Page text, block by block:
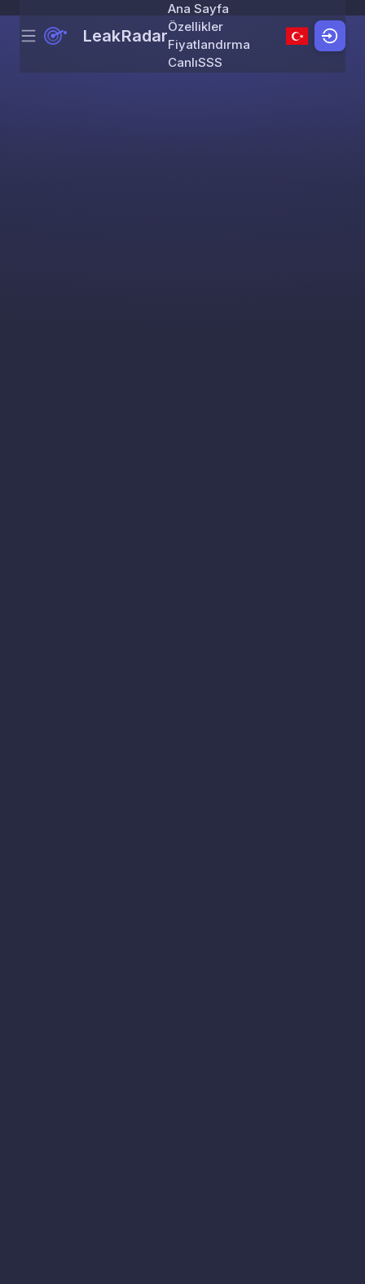
Skip to content
Menu LeakRadar
Ana Sayfa
Özellikler
Fiyatlandırma
CanlıSSS